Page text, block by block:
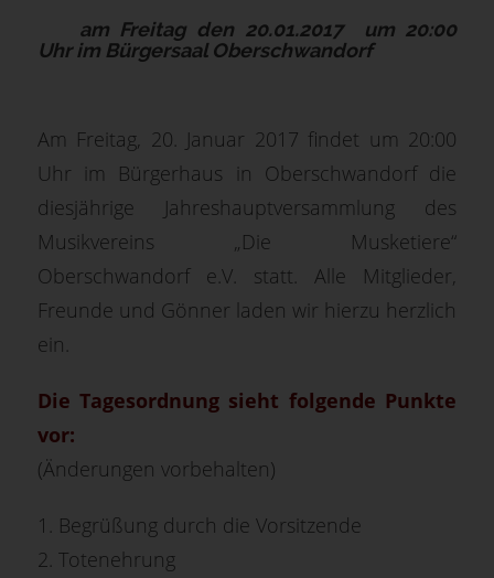
am Freitag den 20.01.2017 um 20:00
Uhrim Bürgersaal Oberschwandorf
Am Freitag, 20. Januar 2017 findet um 20:00
Uhr im Bürgerhaus in Oberschwandorf die
diesjährige Jahreshauptversammlung des
Musikvereins „Die Musketiere“
Oberschwandorf e.V. statt. Alle Mitglieder,
Freunde und Gönner laden wir hierzu herzlich
ein.
Die Tagesordnung sieht folgende Punkte
vor:
(Änderungen vorbehalten)
1. Begrüßung durch die Vorsitzende
2. Totenehrung